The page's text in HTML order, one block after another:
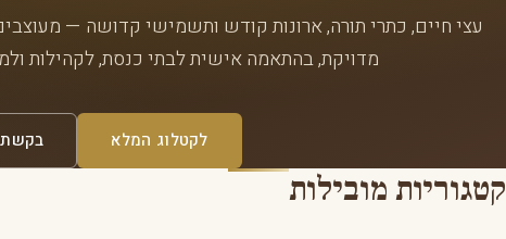
עצי חיים, כתרי תורה, ארונות קודש ותשמישי קדושה —
מדויקת, בהתאמה אישית לבתי כנסת, לקהילות
לקטלוג המלא
קטגוריות מובילות